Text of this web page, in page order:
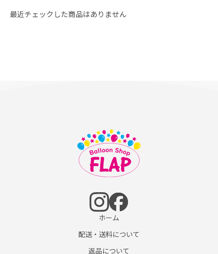
最近チェックした商品はありません
ホーム
配送・送料について
返品について